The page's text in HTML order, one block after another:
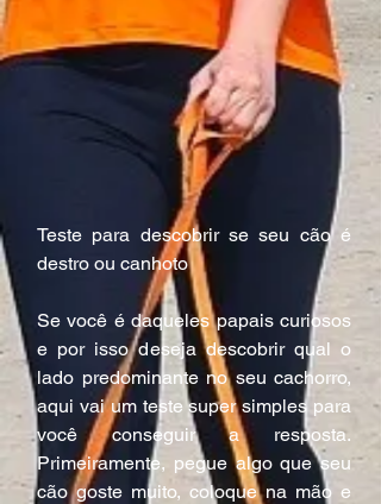
Teste para descobrir se seu cão é
destro ou canhoto
Se você é daqueles papais curiosos
e por isso deseja descobrir qual o
lado predominante no seu cachorro,
aqui vai um teste super simples para
você conseguir a resposta.
Primeiramente, pegue algo que seu
cão goste muito, coloque na mão e